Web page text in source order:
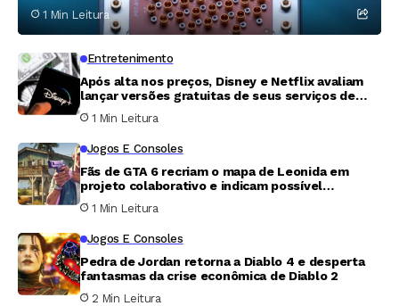
1 Min Leitura
Entretenimento
Após alta nos preços, Disney e Netflix avaliam
lançar versões gratuitas de seus serviços de
streaming
1 Min Leitura
Jogos E Consoles
Fãs de GTA 6 recriam o mapa de Leonida em
projeto colaborativo e indicam possível
endereço de Jason
1 Min Leitura
Jogos E Consoles
Pedra de Jordan retorna a Diablo 4 e desperta
fantasmas da crise econômica de Diablo 2
2 Min Leitura